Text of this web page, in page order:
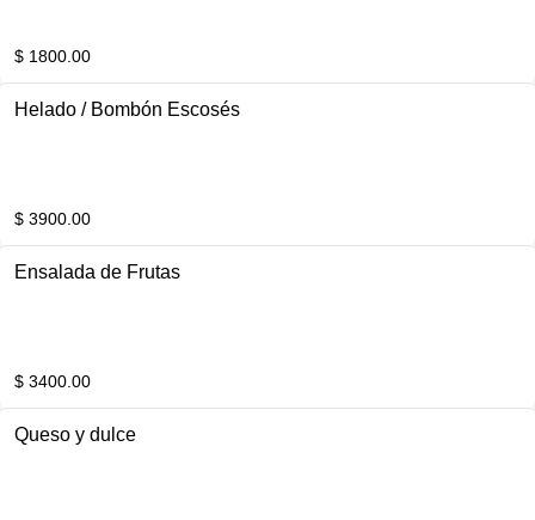
$ 1800.00
Helado / Bombón Escosés
$ 3900.00
Ensalada de Frutas
$ 3400.00
Queso y dulce